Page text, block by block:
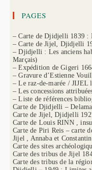
PAGES
– Carte de Djidjelli 1839 :
– Carte de Jijel, Djidjelli
– Djidjelli : Les anciens
Marçais)
– Expédition de Gigeri
– Gravure d’Estienne
– Le raz-de-marée / JIJEL
– Les concessions
– Liste de références
Carte de Djidjelli –
Carte de Jijel, Djidjelli
Carte de Louis RINN ,
Carte de Piri Reis – carte
Jijel , Annaba et
Carte des sites
Carte des tribus de Jijel
Carte des tribus de la